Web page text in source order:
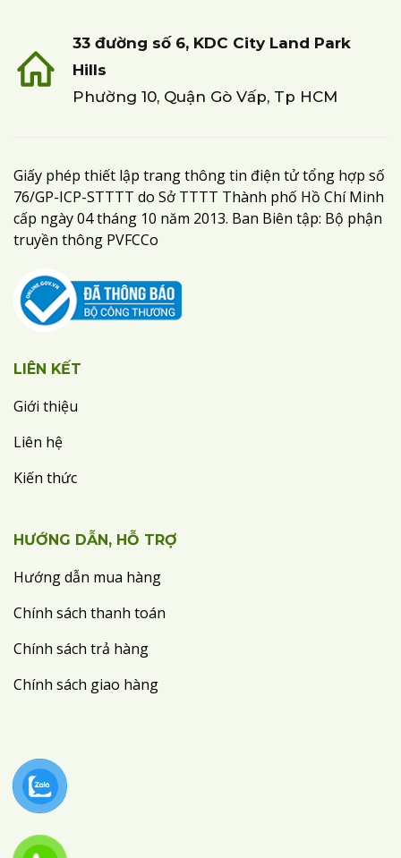
33 đường số 6, KDC City Land Park
Hills
Phường 10, Quận Gò Vấp, Tp HCM
Giấy phép thiết lập trang thông tin điện tử tổng hợp số
76/GP-ICP-STTTT do Sở TTTT Thành phố Hồ Chí Minh
cấp ngày 04 tháng 10 năm 2013. Ban Biên tập: Bộ phận
truyền thông PVFCCo
LIÊN KẾT
Giới thiệu
Liên hệ
Kiến thức
HƯỚNG DẪN, HỖ TRỢ
Hướng dẫn mua hàng
Chính sách thanh toán
Chính sách trả hàng
Chính sách giao hàng